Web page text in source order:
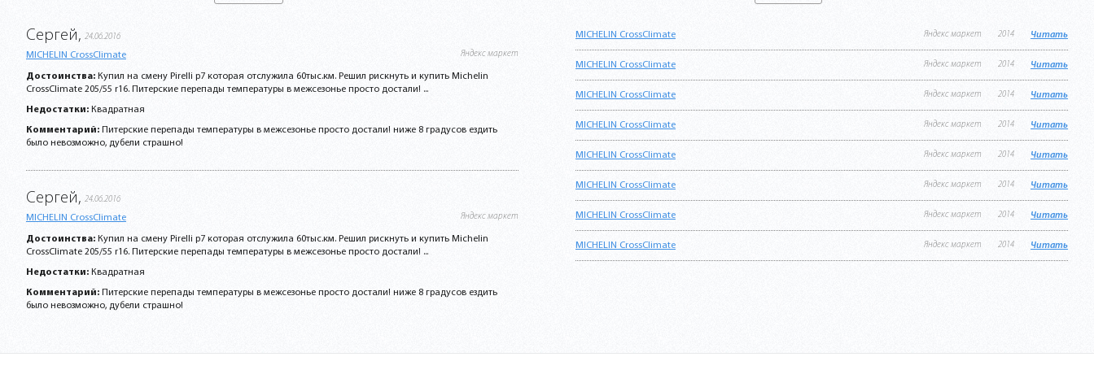
Сергей, 24.06.2016
MICHELIN CrossClimate Яндекс маркет
Достоинства: Купил на смену Pirelli p7 которая отслужила 60тыс.км. Решил рискнуть и купить Michelin
CrossClimate 205/55 r16. Питерские перепады температуры в межсезонье просто достали! ...
Недостатки: Квадратная
Комментарий: Питерские перепады температуры в межсезонье просто достали! ниже 8 градусов ездить
было невозможно, дубели страшно!
Сергей, 24.06.2016
MICHELIN CrossClimate Яндекс маркет
Достоинства: Купил на смену Pirelli p7 которая отслужила 60тыс.км. Решил рискнуть и купить Michelin
CrossClimate 205/55 r16. Питерские перепады температуры в межсезонье просто достали! ...
Недостатки: Квадратная
Комментарий: Питерские перепады температуры в межсезонье просто достали! ниже 8 градусов ездить
было невозможно, дубели страшно!
MICHELIN CrossClimate Яндекс маркет 2014 Читать
MICHELIN CrossClimate Яндекс маркет 2014 Читать
MICHELIN CrossClimate Яндекс маркет 2014 Читать
MICHELIN CrossClimate Яндекс маркет 2014 Читать
MICHELIN CrossClimate Яндекс маркет 2014 Читать
MICHELIN CrossClimate Яндекс маркет 2014 Читать
MICHELIN CrossClimate Яндекс маркет 2014 Читать
MICHELIN CrossClimate Яндекс маркет 2014 Читать